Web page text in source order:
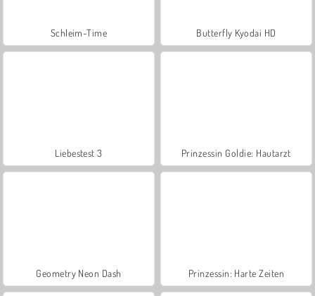
Schleim-Time Butterfly Kyodai HD
Liebestest 3 Prinzessin Goldie: Hautarzt
Geometry Neon Dash Prinzessin: Harte Zeiten